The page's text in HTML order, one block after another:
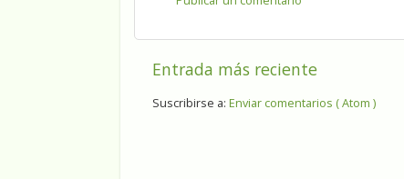
Entrada más reciente
Suscribirse a: Enviar comentarios ( Atom )